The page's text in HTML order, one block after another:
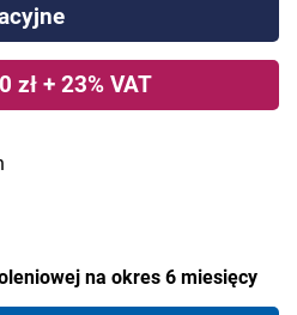
zł + 23% VAT
na okres 6 miesięcy